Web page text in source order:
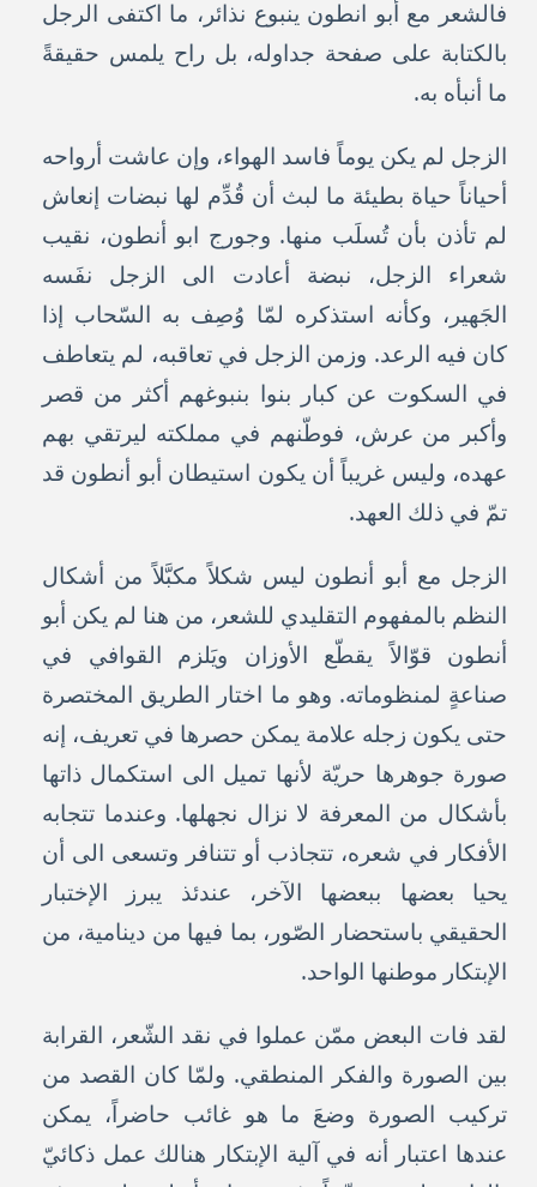
فالشعر مع أبو انطون ينبوع نذائر، ما اكتفى الرجل
بالكتابة على صفحة جداوله، بل راح يلمس حقيقةً
ما أنبأه به.
الزجل لم يكن يوماً فاسد الهواء، وإن عاشت أرواحه
أحياناً حياة بطيئة ما لبث أن قُدِّم لها نبضات إنعاش
لم تأذن بأن تُسلَب منها. وجورج ابو أنطون، نقيب
شعراء الزجل، نبضة أعادت الى الزجل نفَسه
الجَهير، وكأنه استذكره لمّا وُصِف به السّحاب إذا
كان فيه الرعد. وزمن الزجل في تعاقبه، لم يتعاطف
في السكوت عن كبار بنوا بنبوغهم أكثر من قصر
وأكبر من عرش، فوطّنهم في مملكته ليرتقي بهم
عهده، وليس غريباً أن يكون استيطان أبو أنطون قد
تمّ في ذلك العهد.
الزجل مع أبو أنطون ليس شكلاً مكبَّلاً من أشكال
النظم بالمفهوم التقليدي للشعر، من هنا لم يكن أبو
أنطون قوّالاً يقطّع الأوزان ويَلزم القوافي في
صناعةٍ لمنظوماته. وهو ما اختار الطريق المختصرة
حتى يكون زجله علامة يمكن حصرها في تعريف، إنه
صورة جوهرها حريّة لأنها تميل الى استكمال ذاتها
بأشكال من المعرفة لا نزال نجهلها. وعندما تتجابه
الأفكار في شعره، تتجاذب أو تتنافر وتسعى الى أن
يحيا بعضها ببعضها الآخر، عندئذ يبرز الإختبار
الحقيقي باستحضار الصّور، بما فيها من دينامية، من
الإبتكار موطنها الواحد.
لقد فات البعض ممّن عملوا في نقد الشّعر، القرابة
بين الصورة والفكر المنطقي. ولمّا كان القصد من
تركيب الصورة وضعَ ما هو غائب حاضراً، يمكن
عندها اعتبار أنه في آلية الإبتكار هنالك عمل ذكائيّ